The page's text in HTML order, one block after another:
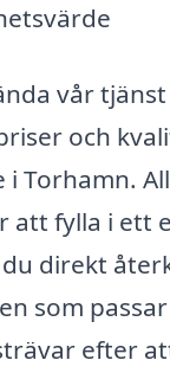
vår
och
Torhamn.
att fylla i ett
direkt
som
efter